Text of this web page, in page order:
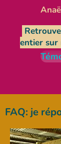
entier sur
FAQ: je